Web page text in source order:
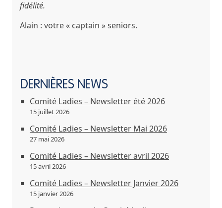
fidélité.
Alain : votre « captain » seniors.
DERNIÈRES NEWS
Comité Ladies – Newsletter été 2026
15 juillet 2026
Comité Ladies – Newsletter Mai 2026
27 mai 2026
Comité Ladies – Newsletter avril 2026
15 avril 2026
Comité Ladies – Newsletter Janvier 2026
15 janvier 2026